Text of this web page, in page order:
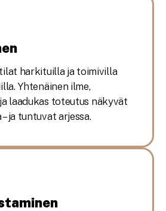
harkituilla ja toimivilla
Yhtenäinen ilme,
laadukas toteutus näkyvät
ja tuntuvat arjessa.